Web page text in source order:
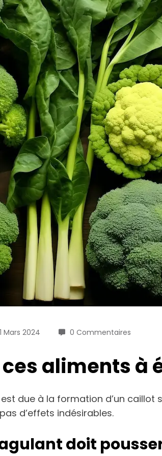
1 Mars 2024 0 Commentaires
aliments à
due à la formation d’un
d’effets indésirables.
doit